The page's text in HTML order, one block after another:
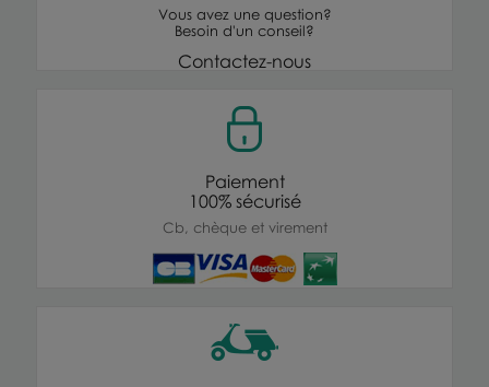
Vous avez une question?
Besoin d'un conseil?
Contactez-nous
Paiement
100% sécurisé
Cb, chèque et virement